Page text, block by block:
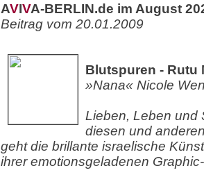
AVIVA-BERLIN.de im August
Beitrag vom 20.01.2009
Blutspuren - Rutu
»Nana« Nicole
Lieben, Leben und
diesen und
geht die brillante israelische
ihrer emotionsgeladenen